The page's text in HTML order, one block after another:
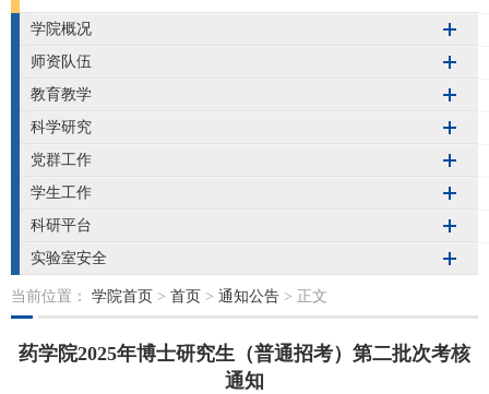
学院概况
师资队伍
教育教学
科学研究
党群工作
学生工作
科研平台
实验室安全
当前位置： 学院首页 > 首页 > 通知公告 > 正文
药学院2025年博士研究生（普通招考）第二批次考核
通知